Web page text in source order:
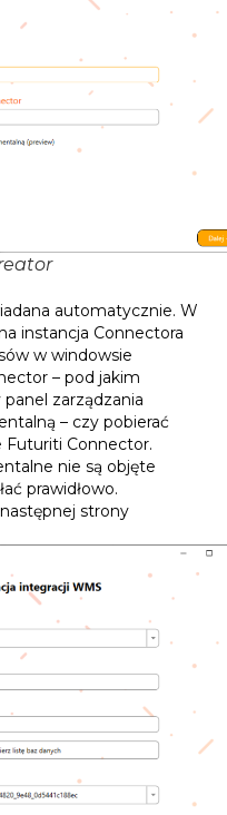
automatycznie. W
instancja Connectora
w windowsie
– pod jakim
zarządzania
– czy pobierać
Connector.
nie są objęte
prawidłowo.
strony